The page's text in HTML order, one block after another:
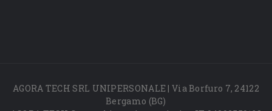
AGORA TECH SRL UNIPERSONALE | Via Borfuro 7, 24122
Bergamo (BG)